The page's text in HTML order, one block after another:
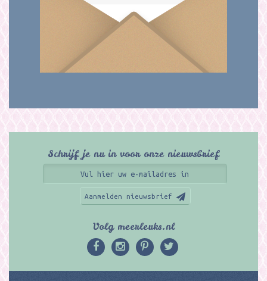
Schrijf je nu in voor onze nieuwsbrief
Aanmelden nieuwsbrief
Volg meerleuks.nl